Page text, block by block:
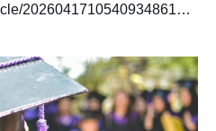
2026041710540934861